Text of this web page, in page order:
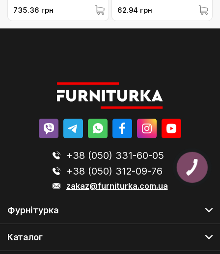
(коричневий) MACO (12070)
735.36 грн 62.94 грн
+38 (050) 331-60-05
+38 (050) 312-09-76
zakaz@furniturka.com.ua
Фурнітурка
Каталог